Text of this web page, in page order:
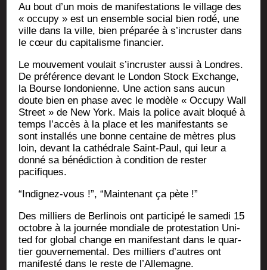
Au bout d’un mois de mani­fes­ta­tions le vil­lage des
« occu­py » est un ensemble social bien rodé, une
ville dans la ville, bien pré­pa­rée à s’incruster dans
le cœur du capi­ta­lisme financier.
Le mou­ve­ment vou­lait s’incruster aus­si à Londres.
De pré­fé­rence devant le Lon­don Stock Exchange,
la Bourse lon­do­nienne. Une action sans aucun
doute bien en phase avec le modèle « Occu­py Wall
Street » de New York. Mais la police avait blo­qué à
temps l’accès à la place et les mani­fes­tants se
sont ins­tal­lés une bonne cen­taine de mètres plus
loin, devant la cathé­drale Saint-Paul, qui leur a
don­né sa béné­dic­tion à condi­tion de res­ter
pacifiques.
“Indi­gnez-vous !”, “Main­te­nant ça pète !”
Des mil­liers de Ber­li­nois ont par­ti­ci­pé le same­di 15
octobre à la jour­née mon­diale de pro­tes­ta­tion Uni­
ted for glo­bal change en mani­fes­tant dans le quar­
tier gou­ver­ne­men­tal. Des mil­liers d’autres ont
mani­fes­té dans le reste de l’Allemagne.